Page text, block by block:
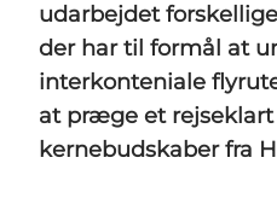
udarbejdet
der har til formål at
interkonteniale
at præge et
kernebudskaber fra